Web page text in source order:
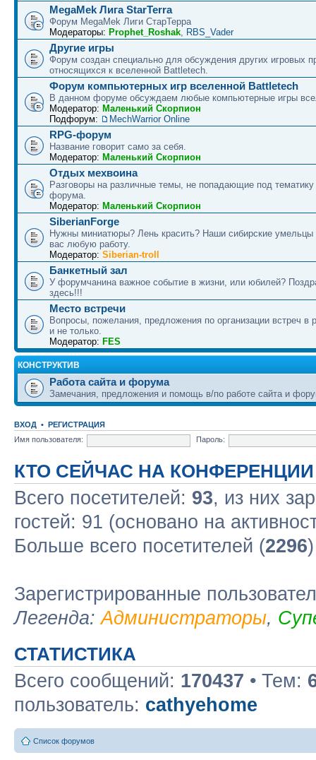
MegaMek Лига StarTerra
Форум МegaMek Лиги СтарТерра
Модераторы: Prophet_Roshak RBS_Vader
Другие игры
Форум создан специально для обсуждения других игровых
относящихся к вселенной Battletech.
Форум компьютерных игр вселенной Battletech
В данном форуме обсуждаем любые компьютерные игры
Модератор: Маленький Скорпион
Подфорум:
MechWarrior Online
RPG-форум
Название говорит само за себя.
Модератор: Маленький Скорпион
Отдых мехвоина
Разговоры на различные темы, не попадающие под тематику
форума.
Модератор: Маленький Скорпион
SiberianForge
Нужны миниатюры? Лень красить? Наши сибирские умельцы
вас любую работу.
Модератор: Siberian-troll
Банкетный зал
У форумчанина важное событие в жизни, или юбилей?
здесь!!!
Место встречи
Вопросы, пожелания, предложения по организации встреч в
и не только.
Модератор: FES
КОНСТРУКТИВ
Работа сайта и форума
Замечания, предложения и помощь в/по работе сайта и
ВХОД • РЕГИСТРАЦИЯ
Имя пользователя:
Пароль:
КТО СЕЙЧАС НА КОНФЕРЕНЦИИ
Всего посетителей: 93, из них
гостей: 91 (основано на
Больше всего посетителей (2296
Зарегистрированные
Легенда:Администраторы,
СТАТИСТИКА
Всего сообщений: 170437 • Тем:
пользователь: cathyehome
Список форумов